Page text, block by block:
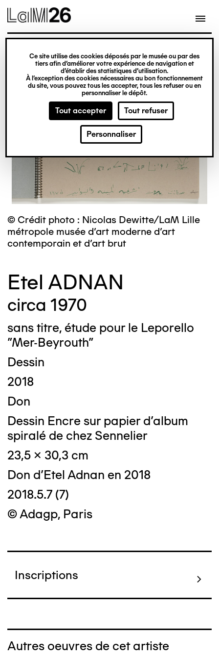
Gestion des cookies
Ce site utilise des cookies déposés par le musée ou par des
tiers afin d’améliorer votre expérience de navigation et
d’établir des statistiques d’utilisation.
À l’exception des cookies nécessaires au bon fonctionnement
du site, vous pouvez tous les accepter, tous les refuser ou en
personnaliser le dépôt.
Tout accepter Tout refuser
Personnaliser
contenu
© Crédit photo : Nicolas Dewitte/LaM Lille
métropole musée d’art moderne d’art
contemporain et d’art brut
Etel ADNAN
circa 1970
sans titre, étude pour le Leporello
"Mer-Beyrouth"
Dessin
2018
Don
Dessin Encre sur papier d'album
spiralé de chez Sennelier
23,5 x 30,3 cm
Don d'Etel Adnan en 2018
2018.5.7 (7)
© Adagp, Paris
Inscriptions
Autres oeuvres de cet artiste